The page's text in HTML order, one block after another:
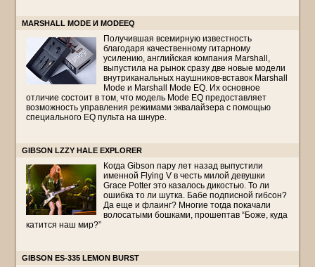
MARSHALL MODE И MODEEQ
Получившая всемирную известность
благодаря качественному гитарному
усилению, английская компания Marshall,
выпустила на рынок сразу две новые модели
внутриканальных наушников-вставок Marshall
Mode и Marshall Mode EQ. Их основное
отличие состоит в том, что модель Mode EQ предоставляет
возможность управления режимами эквалайзера с помощью
специального EQ пульта на шнуре.
GIBSON LZZY HALE EXPLORER
Когда Gibson пару лет назад выпустили
именной Flying V в честь милой девушки
Grace Potter это казалось дикостью. То ли
ошибка то ли шутка. Бабе подписной гибсон?
Да еще и флаинг? Многие тогда покачали
волосатыми бошками, прошептав “Боже, куда
катится наш мир?”
GIBSON ES-335 LEMON BURST